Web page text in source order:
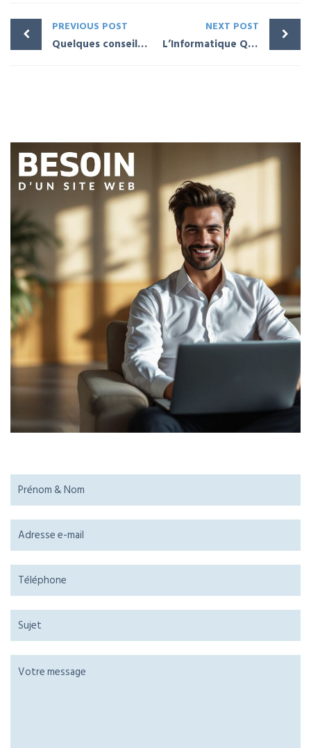
PREVIOUS POST
Quelques conseils avant de vendre votre entreprise
NEXT POST
L’Informatique Quantique, une menace pour le Bitcoin